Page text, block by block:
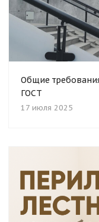
Общие
ГОСТ
17 июля 2025